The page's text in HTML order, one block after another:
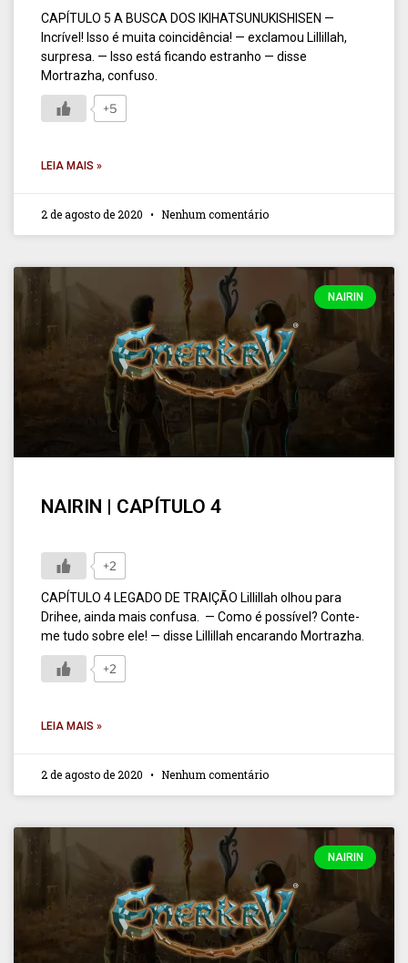
CAPÍTULO 5 A BUSCA DOS IKIHATSUNUKISHISEN —
Incrível! Isso é muita coincidência! — exclamou Lillillah,
surpresa. — Isso está ficando estranho — disse
Mortrazha, confuso.
+5
LEIA MAIS »
2 de agosto de 2020 Nenhum comentário
NAIRIN
NAIRIN | CAPÍTULO 4
+2
CAPÍTULO 4 LEGADO DE TRAIÇÃO Lillillah olhou para
Drihee, ainda mais confusa. — Como é possível? Conte-
me tudo sobre ele! — disse Lillillah encarando Mortrazha.
+2
LEIA MAIS »
2 de agosto de 2020 Nenhum comentário
NAIRIN